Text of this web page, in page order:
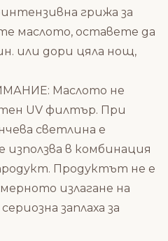
грижа за
маслото, оставете да
или дори цяла нощ,
Mаслото не
UV филтър. При
светлина е
използва в комбинация
Продуктът не е
излагане на
заплаха за